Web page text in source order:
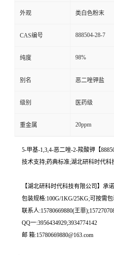
外观 类白色粉末
CAS编号 888504-28-7
纯度 98%
别名 恶二唑钾盐
级别 医药级
重金属 20ppm
5-甲基-1,3,4-恶二唑-2-羧酸钾【
技术支持;药典标准;湖北研科时代科
【湖北研科时代科技有限公司】承
包装规格:100G/1KG/25KG;可按需
联系人:15780669880(王菲
QQ一:3956434929;3934774142
邮 箱:15780669880@163.com